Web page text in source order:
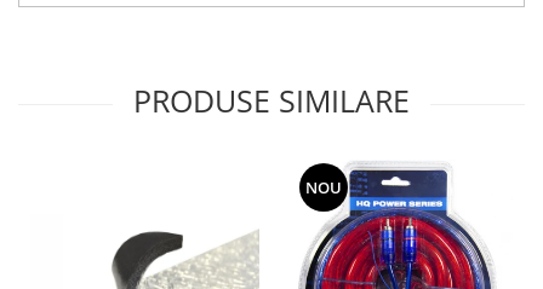
PRODUSE SIMILARE
NOU